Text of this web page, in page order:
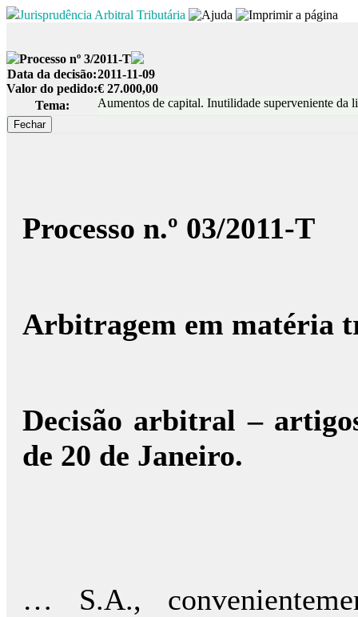
Jurisprudência Arbitral Tributária
Processo nº 3/2011-T
Data da decisão:2011-11-09
Valor do pedido:€ 27.000,00
Tema:
Aumentos de capital. Inutilidade superveniente da
Processo n.º 03/2011-T
Arbitragem em matéria
Decisão arbitral –
de 20 de Janeiro.
… S.A.,